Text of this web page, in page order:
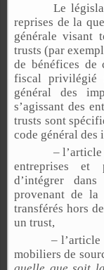
Le
reprises de la
générale visant
trusts (par
de bénéfices de
fiscal
général des
s’agissant des
trusts sont
code général des
– l’article
entreprises et
d’intégrer
provenant de
transférés hors
un trust,
– l’article
mobiliers de